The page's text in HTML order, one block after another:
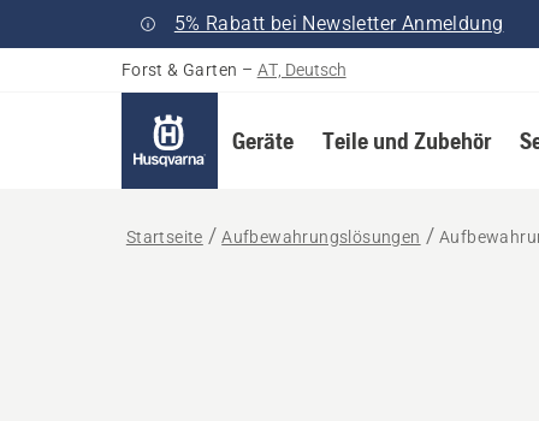
5% Rabatt bei Newsletter Anmeldung
Forst & Garten – AT, Deutsch
Geräte Teile und Zubehör
Startseite Aufbewahrungslösungen